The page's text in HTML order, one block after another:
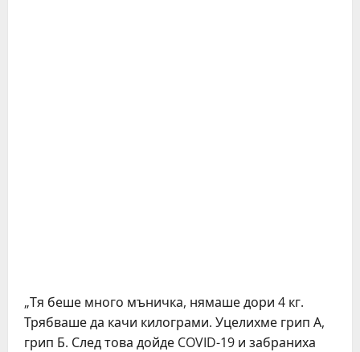
„Тя беше много мъничка, нямаше дори 4 кг.
Трябваше да качи килограми. Уцелихме грип А,
грип Б. След това дойде COVID-19 и забраниха